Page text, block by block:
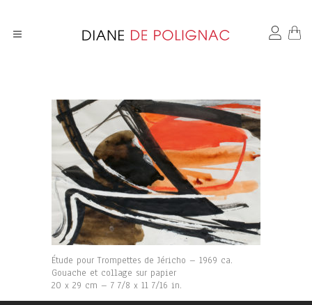
Étude pour Trompettes de Jéricho – 1969 ca.
Gouache et collage sur papier
20 x 29 cm – 7 7/8 x 11 7/16 in.